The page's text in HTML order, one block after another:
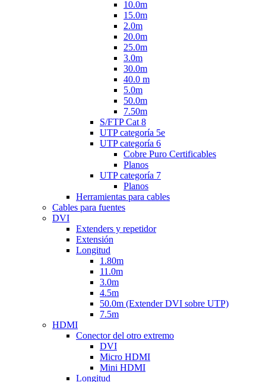
10.0m
15.0m
2.0m
20.0m
25.0m
3.0m
30.0m
40.0 m
5.0m
50.0m
7.50m
S/FTP Cat 8
UTP categoría 5e
UTP categoría 6
Cobre Puro Certificables
Planos
UTP categoría 7
Planos
Herramientas para cables
Cables para fuentes
DVI
Extenders y repetidor
Extensión
Longitud
1.80m
11.0m
3.0m
4.5m
50.0m (Extender DVI sobre UTP)
7.5m
HDMI
Conector del otro extremo
DVI
Micro HDMI
Mini HDMI
Longitud